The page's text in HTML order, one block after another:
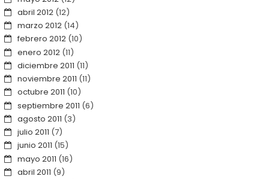
abril 2012(12)
marzo 2012(14)
febrero 2012(10)
enero 2012(11)
diciembre 2011 (11)
noviembre 2011 (11)
octubre 2011 (10)
septiembre 2011 (6)
agosto 2011 (3)
julio 2011 (7)
junio 2011 (15)
mayo 2011 (16)
abril 2011 (9)